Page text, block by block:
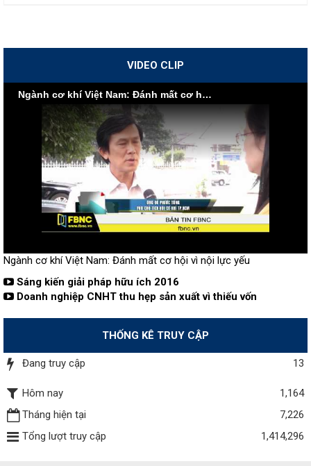
VIDEO CLIP
Ngành cơ khí Việt Nam: Đánh mất cơ hội vì nội lực yếu
Ngành cơ khí Việt Nam: Đánh mất cơ hội vì nội lực yếu
Sáng kiến giải pháp hữu ích 2016
Doanh nghiệp CNHT thu hẹp sản xuất vì thiếu vốn
THỐNG KÊ TRUY CẬP
Đang truy cập 13
Hôm nay
1,164
Tháng hiện tại
7,226
Tổng lượt truy cập
1,414,296